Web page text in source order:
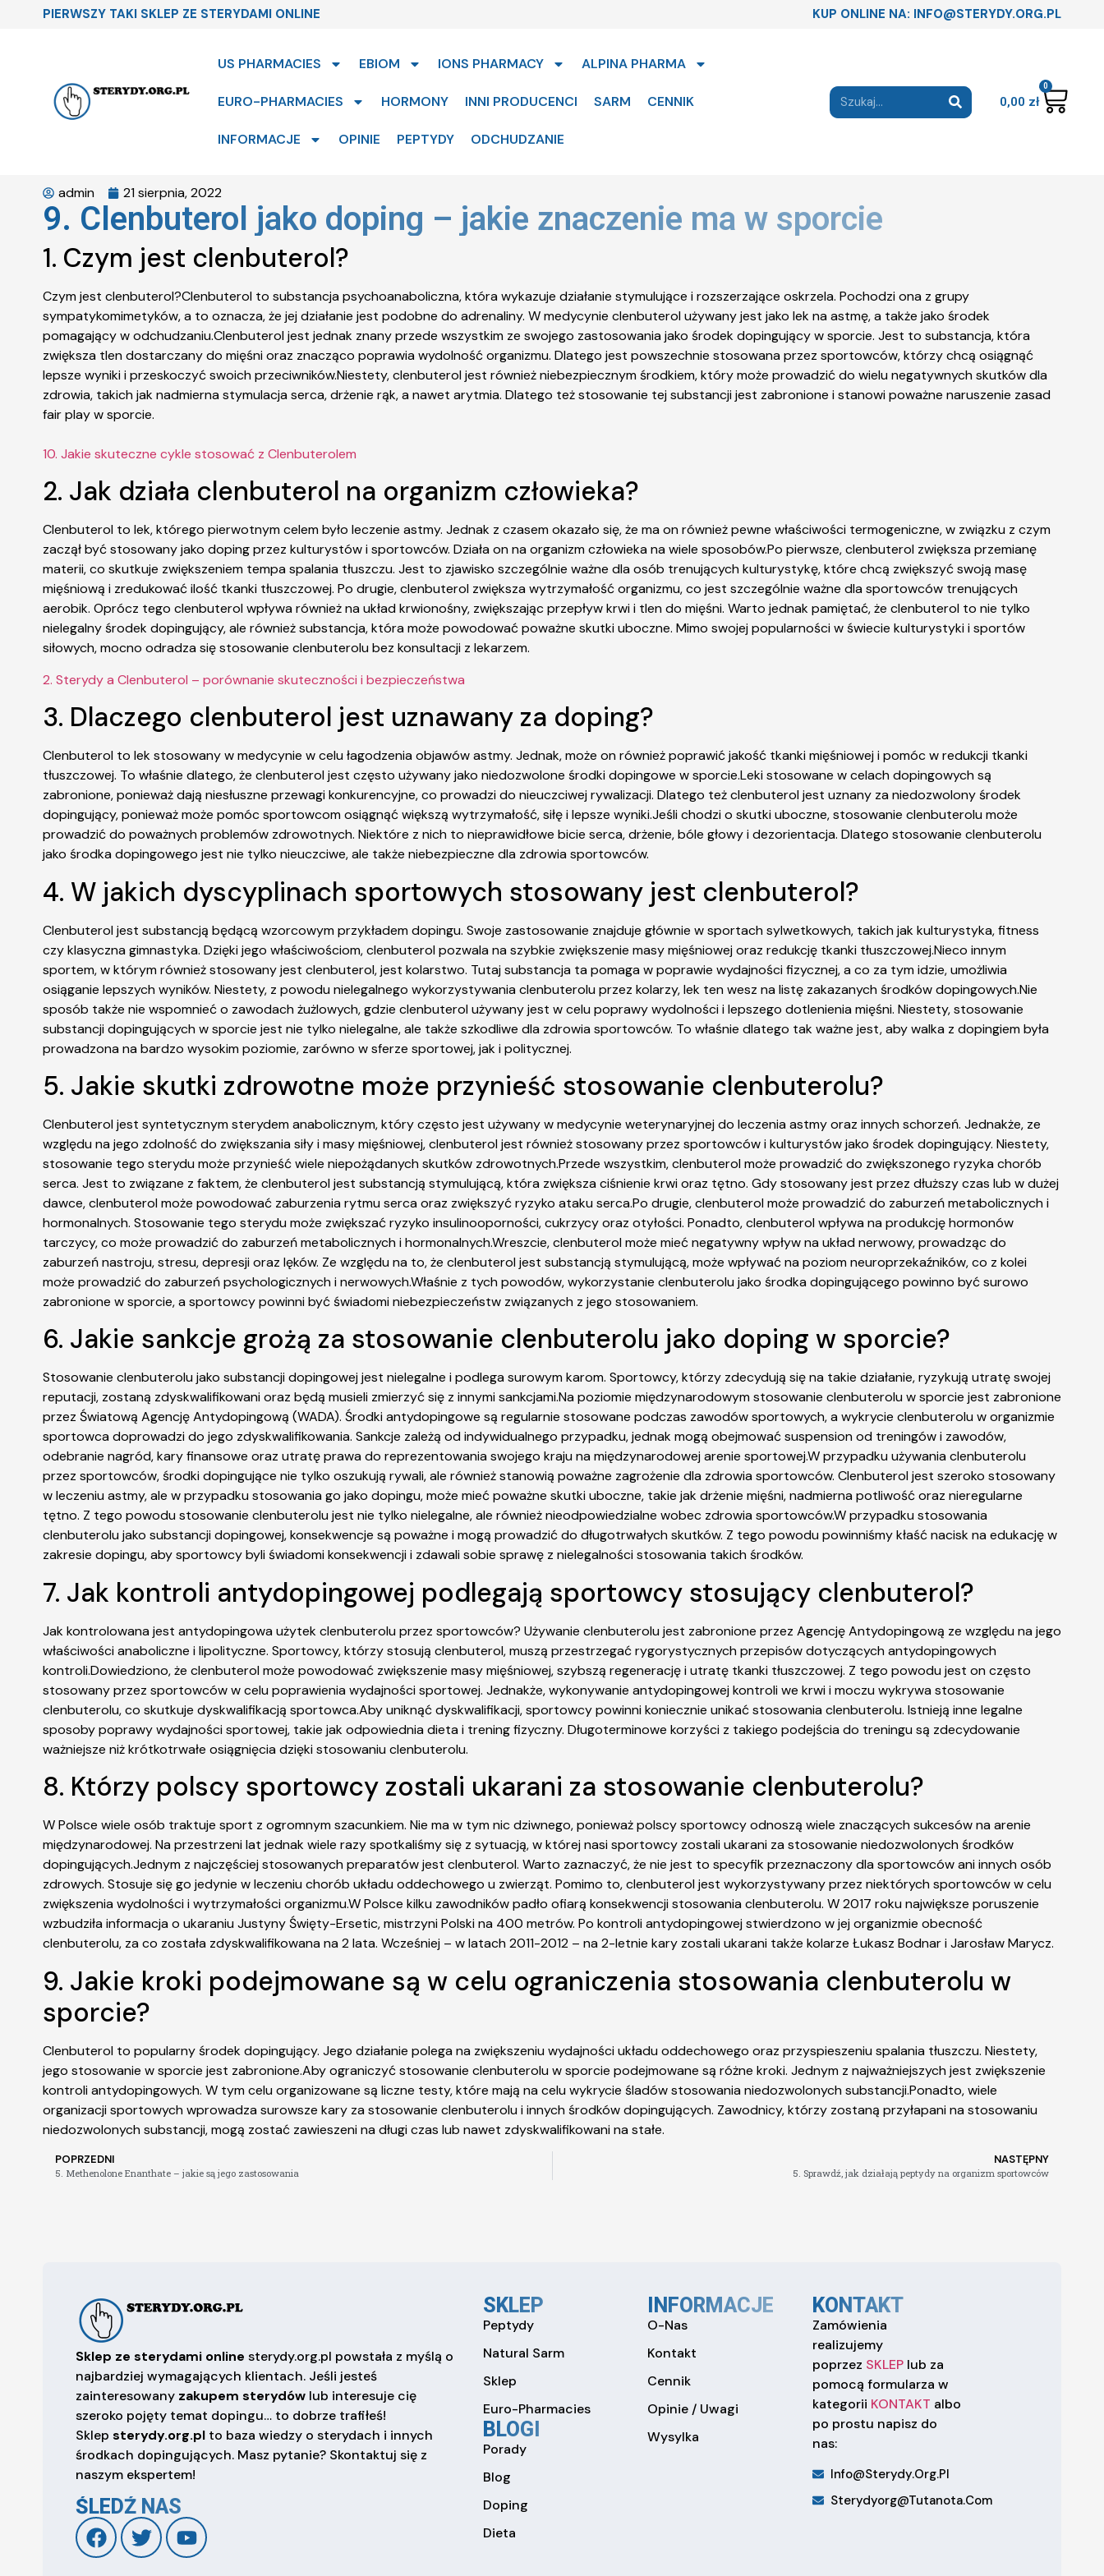
PIERWSZY TAKI SKLEP ZE STERYDAMI ONLINE KUP ONLINE NA: INFO@STERYDY.ORG.PL
US PHARMACIES EBIOM IONS PHARMACY ALPINA PHARMA
EURO-PHARMACIES HORMONY INNI PRODUCENCI SARM CENNIK
INFORMACJE OPINIE PEPTYDY ODCHUDZANIE
0,00 zł
0
admin 21 sierpnia, 2022
9. Clenbuterol jako doping – jakie znaczenie ma w sporcie
1. Czym jest clenbuterol?
Czym jest clenbuterol?Clenbuterol to substancja psychoanaboliczna, która wykazuje działanie stymulujące i rozszerzające oskrzela. Pochodzi ona z grupy
sympatykomimetyków, a to oznacza, że jej działanie jest podobne do adrenaliny. W medycynie clenbuterol używany jest jako lek na astmę, a także jako środek
pomagający w odchudzaniu.Clenbuterol jest jednak znany przede wszystkim ze swojego zastosowania jako środek dopingujący w sporcie. Jest to substancja, która
zwiększa tlen dostarczany do mięśni oraz znacząco poprawia wydolność organizmu. Dlatego jest powszechnie stosowana przez sportowców, którzy chcą osiągnąć
lepsze wyniki i przeskoczyć swoich przeciwników.Niestety, clenbuterol jest również niebezpiecznym środkiem, który może prowadzić do wielu negatywnych skutków dla
zdrowia, takich jak nadmierna stymulacja serca, drżenie rąk, a nawet arytmia. Dlatego też stosowanie tej substancji jest zabronione i stanowi poważne naruszenie zasad
fair play w sporcie.
10. Jakie skuteczne cykle stosować z Clenbuterolem
2. Jak działa clenbuterol na organizm człowieka?
Clenbuterol to lek, którego pierwotnym celem było leczenie astmy. Jednak z czasem okazało się, że ma on również pewne właściwości termogeniczne, w związku z czym
zaczął być stosowany jako doping przez kulturystów i sportowców. Działa on na organizm człowieka na wiele sposobów.Po pierwsze, clenbuterol zwiększa przemianę
materii, co skutkuje zwiększeniem tempa spalania tłuszczu. Jest to zjawisko szczególnie ważne dla osób trenujących kulturystykę, które chcą zwiększyć swoją masę
mięśniową i zredukować ilość tkanki tłuszczowej. Po drugie, clenbuterol zwiększa wytrzymałość organizmu, co jest szczególnie ważne dla sportowców trenujących
aerobik. Oprócz tego clenbuterol wpływa również na układ krwionośny, zwiększając przepływ krwi i tlen do mięśni. Warto jednak pamiętać, że clenbuterol to nie tylko
nielegalny środek dopingujący, ale również substancja, która może powodować poważne skutki uboczne. Mimo swojej popularności w świecie kulturystyki i sportów
siłowych, mocno odradza się stosowanie clenbuterolu bez konsultacji z lekarzem.
2. Sterydy a Clenbuterol – porównanie skuteczności i bezpieczeństwa
3. Dlaczego clenbuterol jest uznawany za doping?
Clenbuterol to lek stosowany w medycynie w celu łagodzenia objawów astmy. Jednak, może on również poprawić jakość tkanki mięśniowej i pomóc w redukcji tkanki
tłuszczowej. To właśnie dlatego, że clenbuterol jest często używany jako niedozwolone środki dopingowe w sporcie.Leki stosowane w celach dopingowych są
zabronione, ponieważ dają niesłuszne przewagi konkurencyjne, co prowadzi do nieuczciwej rywalizacji. Dlatego też clenbuterol jest uznany za niedozwolony środek
dopingujący, ponieważ może pomóc sportowcom osiągnąć większą wytrzymałość, siłę i lepsze wyniki.Jeśli chodzi o skutki uboczne, stosowanie clenbuterolu może
prowadzić do poważnych problemów zdrowotnych. Niektóre z nich to nieprawidłowe bicie serca, drżenie, bóle głowy i dezorientacja. Dlatego stosowanie clenbuterolu
jako środka dopingowego jest nie tylko nieuczciwe, ale także niebezpieczne dla zdrowia sportowców.
4. W jakich dyscyplinach sportowych stosowany jest clenbuterol?
Clenbuterol jest substancją będącą wzorcowym przykładem dopingu. Swoje zastosowanie znajduje głównie w sportach sylwetkowych, takich jak kulturystyka, fitness
czy klasyczna gimnastyka. Dzięki jego właściwościom, clenbuterol pozwala na szybkie zwiększenie masy mięśniowej oraz redukcję tkanki tłuszczowej.Nieco innym
sportem, w którym również stosowany jest clenbuterol, jest kolarstwo. Tutaj substancja ta pomaga w poprawie wydajności fizycznej, a co za tym idzie, umożliwia
osiąganie lepszych wyników. Niestety, z powodu nielegalnego wykorzystywania clenbuterolu przez kolarzy, lek ten wesz na listę zakazanych środków dopingowych.Nie
sposób także nie wspomnieć o zawodach żużlowych, gdzie clenbuterol używany jest w celu poprawy wydolności i lepszego dotlenienia mięśni. Niestety, stosowanie
substancji dopingujących w sporcie jest nie tylko nielegalne, ale także szkodliwe dla zdrowia sportowców. To właśnie dlatego tak ważne jest, aby walka z dopingiem była
prowadzona na bardzo wysokim poziomie, zarówno w sferze sportowej, jak i politycznej.
5. Jakie skutki zdrowotne może przynieść stosowanie clenbuterolu?
Clenbuterol jest syntetycznym sterydem anabolicznym, który często jest używany w medycynie weterynaryjnej do leczenia astmy oraz innych schorzeń. Jednakże, ze
względu na jego zdolność do zwiększania siły i masy mięśniowej, clenbuterol jest również stosowany przez sportowców i kulturystów jako środek dopingujący. Niestety,
stosowanie tego sterydu może przynieść wiele niepożądanych skutków zdrowotnych.Przede wszystkim, clenbuterol może prowadzić do zwiększonego ryzyka chorób
serca. Jest to związane z faktem, że clenbuterol jest substancją stymulującą, która zwiększa ciśnienie krwi oraz tętno. Gdy stosowany jest przez dłuższy czas lub w dużej
dawce, clenbuterol może powodować zaburzenia rytmu serca oraz zwiększyć ryzyko ataku serca.Po drugie, clenbuterol może prowadzić do zaburzeń metabolicznych i
hormonalnych. Stosowanie tego sterydu może zwiększać ryzyko insulinooporności, cukrzycy oraz otyłości. Ponadto, clenbuterol wpływa na produkcję hormonów
tarczycy, co może prowadzić do zaburzeń metabolicznych i hormonalnych.Wreszcie, clenbuterol może mieć negatywny wpływ na układ nerwowy, prowadząc do
zaburzeń nastroju, stresu, depresji oraz lęków. Ze względu na to, że clenbuterol jest substancją stymulującą, może wpływać na poziom neuroprzekaźników, co z kolei
może prowadzić do zaburzeń psychologicznych i nerwowych.Właśnie z tych powodów, wykorzystanie clenbuterolu jako środka dopingującego powinno być surowo
zabronione w sporcie, a sportowcy powinni być świadomi niebezpieczeństw związanych z jego stosowaniem.
6. Jakie sankcje grożą za stosowanie clenbuterolu jako doping w sporcie?
Stosowanie clenbuterolu jako substancji dopingowej jest nielegalne i podlega surowym karom. Sportowcy, którzy zdecydują się na takie działanie, ryzykują utratę swojej
reputacji, zostaną zdyskwalifikowani oraz będą musieli zmierzyć się z innymi sankcjami.Na poziomie międzynarodowym stosowanie clenbuterolu w sporcie jest zabronione
przez Światową Agencję Antydopingową (WADA). Środki antydopingowe są regularnie stosowane podczas zawodów sportowych, a wykrycie clenbuterolu w organizmie
sportowca doprowadzi do jego zdyskwalifikowania. Sankcje zależą od indywidualnego przypadku, jednak mogą obejmować suspension od treningów i zawodów,
odebranie nagród, kary finansowe oraz utratę prawa do reprezentowania swojego kraju na międzynarodowej arenie sportowej.W przypadku używania clenbuterolu
przez sportowców, środki dopingujące nie tylko oszukują rywali, ale również stanowią poważne zagrożenie dla zdrowia sportowców. Clenbuterol jest szeroko stosowany
w leczeniu astmy, ale w przypadku stosowania go jako dopingu, może mieć poważne skutki uboczne, takie jak drżenie mięśni, nadmierna potliwość oraz nieregularne
tętno. Z tego powodu stosowanie clenbuterolu jest nie tylko nielegalne, ale również nieodpowiedzialne wobec zdrowia sportowców.W przypadku stosowania
clenbuterolu jako substancji dopingowej, konsekwencje są poważne i mogą prowadzić do długotrwałych skutków. Z tego powodu powinniśmy kłaść nacisk na edukację w
zakresie dopingu, aby sportowcy byli świadomi konsekwencji i zdawali sobie sprawę z nielegalności stosowania takich środków.
7. Jak kontroli antydopingowej podlegają sportowcy stosujący clenbuterol?
Jak kontrolowana jest antydopingowa użytek clenbuterolu przez sportowców? Używanie clenbuterolu jest zabronione przez Agencję Antydopingową ze względu na jego
właściwości anaboliczne i lipolityczne. Sportowcy, którzy stosują clenbuterol, muszą przestrzegać rygorystycznych przepisów dotyczących antydopingowych
kontroli.Dowiedziono, że clenbuterol może powodować zwiększenie masy mięśniowej, szybszą regenerację i utratę tkanki tłuszczowej. Z tego powodu jest on często
stosowany przez sportowców w celu poprawienia wydajności sportowej. Jednakże, wykonywanie antydopingowej kontroli we krwi i moczu wykrywa stosowanie
clenbuterolu, co skutkuje dyskwalifikacją sportowca.Aby uniknąć dyskwalifikacji, sportowcy powinni koniecznie unikać stosowania clenbuterolu. Istnieją inne legalne
sposoby poprawy wydajności sportowej, takie jak odpowiednia dieta i trening fizyczny. Długoterminowe korzyści z takiego podejścia do treningu są zdecydowanie
ważniejsze niż krótkotrwałe osiągnięcia dzięki stosowaniu clenbuterolu.
8. Którzy polscy sportowcy zostali ukarani za stosowanie clenbuterolu?
W Polsce wiele osób traktuje sport z ogromnym szacunkiem. Nie ma w tym nic dziwnego, ponieważ polscy sportowcy odnoszą wiele znaczących sukcesów na arenie
międzynarodowej. Na przestrzeni lat jednak wiele razy spotkaliśmy się z sytuacją, w której nasi sportowcy zostali ukarani za stosowanie niedozwolonych środków
dopingujących.Jednym z najczęściej stosowanych preparatów jest clenbuterol. Warto zaznaczyć, że nie jest to specyfik przeznaczony dla sportowców ani innych osób
zdrowych. Stosuje się go jedynie w leczeniu chorób układu oddechowego u zwierząt. Pomimo to, clenbuterol jest wykorzystywany przez niektórych sportowców w celu
zwiększenia wydolności i wytrzymałości organizmu.W Polsce kilku zawodników padło ofiarą konsekwencji stosowania clenbuterolu. W 2017 roku największe poruszenie
wzbudziła informacja o ukaraniu Justyny Święty-Ersetic, mistrzyni Polski na 400 metrów. Po kontroli antydopingowej stwierdzono w jej organizmie obecność
clenbuterolu, za co została zdyskwalifikowana na 2 lata. Wcześniej – w latach 2011-2012 – na 2-letnie kary zostali ukarani także kolarze Łukasz Bodnar i Jarosław Marycz.
9. Jakie kroki podejmowane są w celu ograniczenia stosowania clenbuterolu w
sporcie?
Clenbuterol to popularny środek dopingujący. Jego działanie polega na zwiększeniu wydajności układu oddechowego oraz przyspieszeniu spalania tłuszczu. Niestety,
jego stosowanie w sporcie jest zabronione.Aby ograniczyć stosowanie clenbuterolu w sporcie podejmowane są różne kroki. Jednym z najważniejszych jest zwiększenie
kontroli antydopingowych. W tym celu organizowane są liczne testy, które mają na celu wykrycie śladów stosowania niedozwolonych substancji.Ponadto, wiele
organizacji sportowych wprowadza surowsze kary za stosowanie clenbuterolu i innych środków dopingujących. Zawodnicy, którzy zostaną przyłapani na stosowaniu
niedozwolonych substancji, mogą zostać zawieszeni na długi czas lub nawet zdyskwalifikowani na stałe.
POPRZEDNI
5. Methenolone Enanthate – jakie są jego zastosowania
NASTĘPNY
5. Sprawdź, jak działają peptydy na organizm sportowców
Sklep ze sterydami online sterydy.org.pl powstała z myślą o
najbardziej wymagających klientach. Jeśli jesteś
zainteresowany zakupem sterydów lub interesuje cię
szeroko pojęty temat dopingu… to dobrze trafiłeś!
Sklep sterydy.org.pl to baza wiedzy o sterydach i innych
środkach dopingujących. Masz pytanie? Skontaktuj się z
naszym ekspertem!
ŚLEDŹ NAS
SKLEP
Peptydy
Natural Sarm
Sklep
Euro-Pharmacies
BLOGI
Porady
Blog
Doping
Dieta
INFORMACJE
O-Nas
Kontakt
Cennik
Opinie / Uwagi
Wysylka
KONTAKT
Zamówienia
realizujemy
poprzez SKLEPlub za
pomocą formularza w
kategorii KONTAKT albo
po prostu napisz do
nas:
Info@sterydy.org.pl
Sterydyorg@tutanota.com